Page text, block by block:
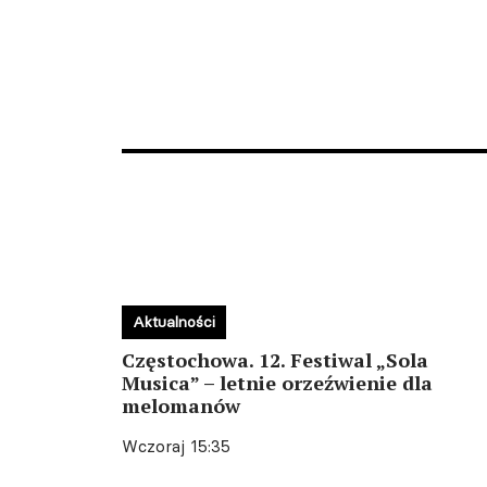
Częstochowa. 12. Festiwal „Sola
Musica” – letnie orzeźwienie dla
melomanów
Wczoraj 15:35
Aktualności